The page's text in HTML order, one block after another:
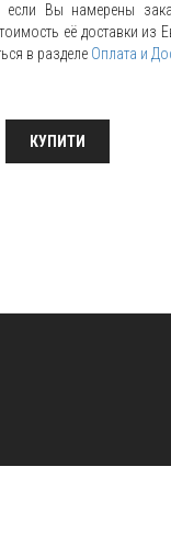
если Вы намерены
её доставки
в разделе Оплата и
КУПИТИ